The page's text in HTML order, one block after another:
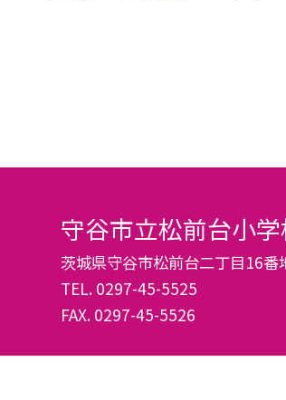
守谷市立松前台小
茨城県守谷市松前台二丁目16番
TEL. 0297-45-5525
FAX. 0297-45-5526